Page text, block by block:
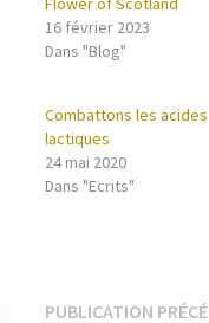
16 février 2023
Dans "Blog"
Combattons les acides
lactiques
24 mai 2020
Dans "Ecrits"
Navigation
PUBLICATION